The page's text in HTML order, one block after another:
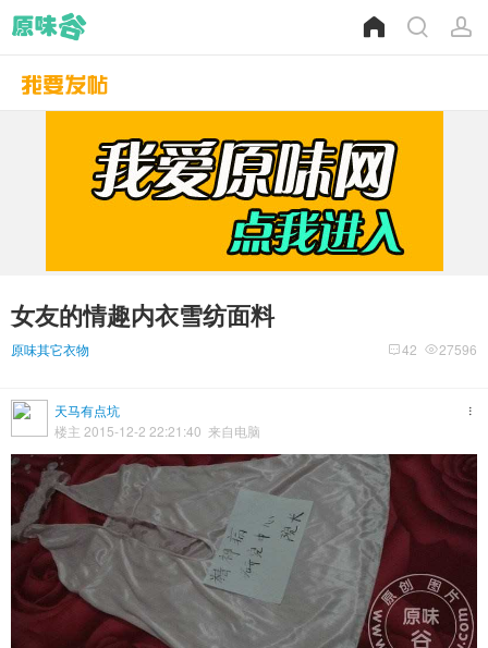
女友的情趣内衣雪纺面料
原味其它衣物 27596
42
天马有点坑
楼主 2015-12-2 22:21:40 来自电脑